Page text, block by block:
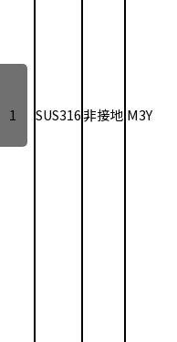
1 SUS316非接地 M3Y